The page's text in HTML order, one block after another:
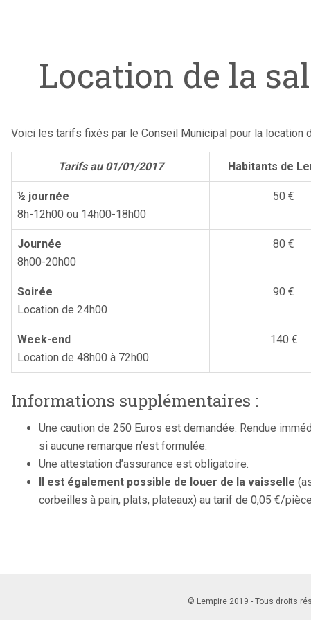
Location de la
Voici les tarifs fixés par le Conseil Municipal pour la location
Tarifs au 01/01/2017 Habitants de
½ journée
8h-12h00 ou 14h00-18h00
50 €
Journée
8h00-20h00
80 €
Soirée
Location de 24h00
90 €
Week-end
Location de 48h00 à 72h00
140 €
Informations supplémentaires :
Une caution de 250 Euros est demandée. Rendue
si aucune remarque n’est formulée.
Une attestation d’assurance est obligatoire.
Il est également possible de louer de la vaisselle
corbeilles à pain, plats, plateaux) au tarif de 0,05 €/
© Lempire 2019 - Tous droits